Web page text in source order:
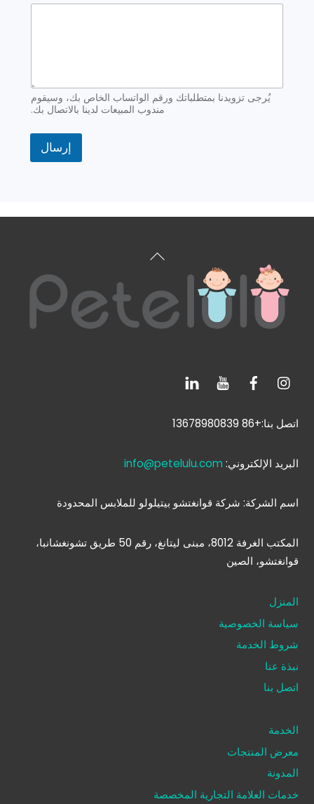
يُرجى تزويدنا بمتطلباتك ورقم الواتساب الخاص بك، وسيقوم
مندوب المبيعات لدينا بالاتصال بك.
إرسال
العودة
الأعلى
اتصل بنا:+86 13678980839
البريد الإلكتروني: info@petelulu.com
اسم الشركة: شركة قوانغتشو بيتيلولو للملابس المحدودة
المكتب الغرفة 8012، مبنى ليتانغ، رقم 50 طريق تشونغشانبا،
قوانغتشو، الصين
المنزل
سياسة الخصوصية
شروط الخدمة
نبذة عنا
اتصل بنا
الخدمة
معرض المنتجات
المدونة
خدمات العلامة التجارية المخصصة